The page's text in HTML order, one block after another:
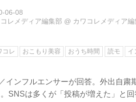
06-08
レメディア編集部 @ カワコレメディア編
コレ おこもり美容 おうち時間 読モ イ
インフルエンサーが回答。外出自
SNSは多くが「投稿が増えた」と回